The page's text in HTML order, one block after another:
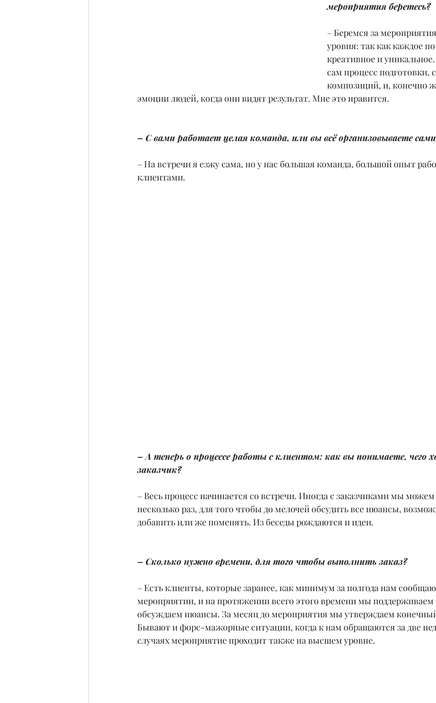
мероприятия беретесь?
– Беремся за
уровня: так как каждое
креативное и
сам процесс подготовки,
композиций, и, конечно
эмоции людей, когда они видят результат. Мне это нравится.
– С вами работает целая команда, или вы всё организовываете
– На встречи я езжу сама, но у нас большая команда, большой опыт
клиентами.
– А теперь о процессе работы с клиентом: как вы понимаете, чего
заказчик?
– Весь процесс начинается со встречи. Иногда с заказчиками мы
несколько раз, для того чтобы до мелочей обсудить все нюансы,
добавить или же поменять. Из беседы рождаются и идеи.
– Сколько нужно времени, для того чтобы выполнить заказ?
– Есть клиенты, которые заранее, как минимум за полгода нам
мероприятии, и на протяжении всего этого времени мы поддерживаем
обсуждаем нюансы. За месяц до мероприятия мы утверждаем
Бывают и форс-мажорные ситуации, когда к нам обращаются за две
случаях мероприятие проходит также на высшем уровне.